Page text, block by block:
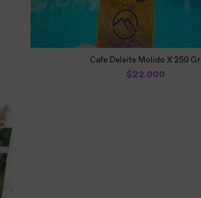
AÑADIR AL CARRITO
Cafe Deleite Molido X 250 Gr
$22.000